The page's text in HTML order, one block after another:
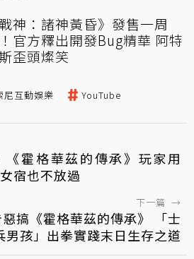
戰神：諸神黃昏》發售一周
官方釋出開發Bug精華 阿特
歪頭燦笑
尼互動娛樂 YouTube
霍格華茲的傳承》玩家用
宿也不放過
下一篇 →
惡搞《霍格華茲的傳承》 「士
男孩」出拳實踐末日生存之道